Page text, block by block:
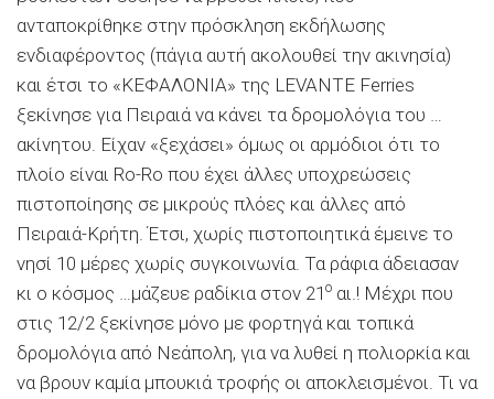
ανταποκρίθηκε στην πρόσκληση εκδήλωσης
ενδιαφέροντος (πάγια αυτή ακολουθεί την ακινησία)
και έτσι το «ΚΕΦΑΛΟΝΙΑ» της LEVANTΕ Ferries
ξεκίνησε για Πειραιά να κάνει τα δρομολόγια του …
ακίνητου. Είχαν «ξεχάσει» όμως οι αρμόδιοι ότι το
πλοίο είναι Ro-Ro που έχει άλλες υποχρεώσεις
πιστοποίησης σε μικρούς πλόες και άλλες από
Πειραιά-Κρήτη. Έτσι, χωρίς πιστοποιητικά έμεινε το
νησί 10 μέρες χωρίς συγκοινωνία. Τα ράφια άδειασαν
κι ο κόσμος …μάζευε ραδίκια στον 21 ο αι.! Μέχρι που
στις 12/2 ξεκίνησε μόνο με φορτηγά και τοπικά
δρομολόγια από Νεάπολη, για να λυθεί η πολιορκία και
να βρουν καμία μπουκιά τροφής οι αποκλεισμένοι. Τι να